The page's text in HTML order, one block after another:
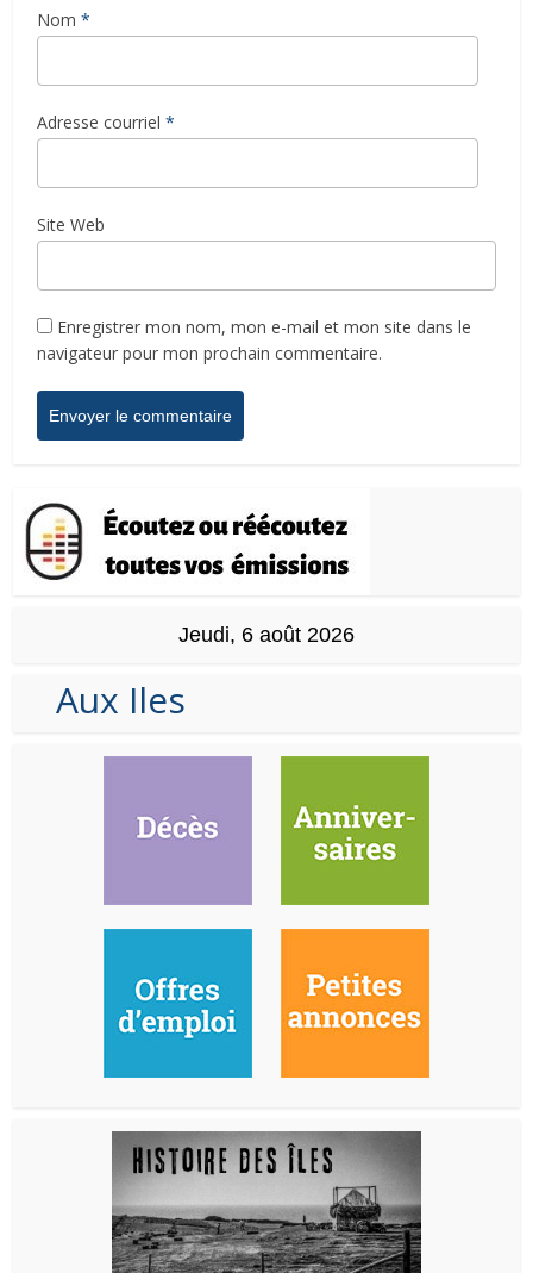
Nom *
Adresse courriel *
Site Web
Enregistrer mon nom, mon e-mail et mon site dans le
navigateur pour mon prochain commentaire.
Jeudi, 6 août 2026
Aux Iles